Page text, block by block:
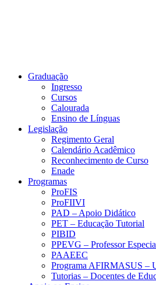
Graduação
Ingresso
Cursos
Calourada
Ensino de Línguas
Legislação
Regimento Geral
Calendário Acadêmico
Reconhecimento de Curso
Enade
Programas
ProFIS
ProFIIVI
PAD – Apoio Didático
PET – Educação Tutorial
PIBID
PPEVG – Professor
PAAEEC
Programa AFIRMASUS –
Tutorias – Docentes de